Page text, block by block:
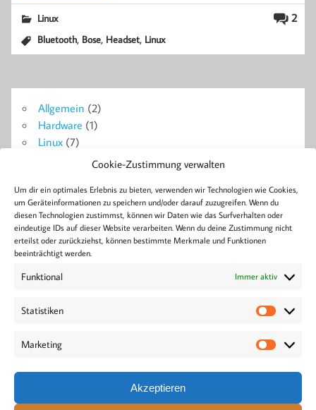
Cookie-Zustimmung verwalten
Um dir ein optimales Erlebnis zu bieten, verwenden wir Technologien wie Cookies,
um Geräteinformationen zu speichern und/oder darauf zuzugreifen. Wenn du
diesen Technologien zustimmst, können wir Daten wie das Surfverhalten oder
eindeutige IDs auf dieser Website verarbeiten. Wenn du deine Zustimmung nicht
erteilst oder zurückziehst, können bestimmte Merkmale und Funktionen
beeinträchtigt werden.
Funktional Immer aktiv
Statistiken
Marketing
Akzeptieren
2
Linux
Bluetooth, Bose, Headset, Linux
Allgemein (2)
Hardware (1)
Linux (7)
Probleme + Lösungen
(14)
WordPress(4)
Ajax Android Apache2 Beiträge Berlin Blog Bluetooth Bose
Collabora
Development
Docker
Lösung PHP
Tool
Treiber
Tutorial WordPress
GitHub